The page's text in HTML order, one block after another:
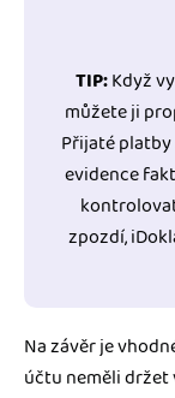
TIP:Když
můžete ji
Přijaté
evidence
zpozdí,
Na závěr je
účtu neměli držet